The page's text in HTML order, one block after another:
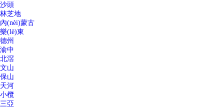
沙頭
林芝地
內(nèi)蒙古
樂(lè)東
德州
渝中
北滘
文山
保山
天河
小欖
三亞